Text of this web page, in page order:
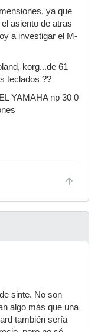
ya que
asiento de atras
a investigar el M-
korg...de 61
teclados ??
YAMAHA np 30 0
sinte. No son
algo más que una
también sería